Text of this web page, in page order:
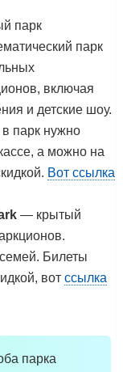
парк
парк
включая
и детские шоу.
парк нужно
а можно на
Вот ссылка
— крытый
Билеты
вот ссылка
парка